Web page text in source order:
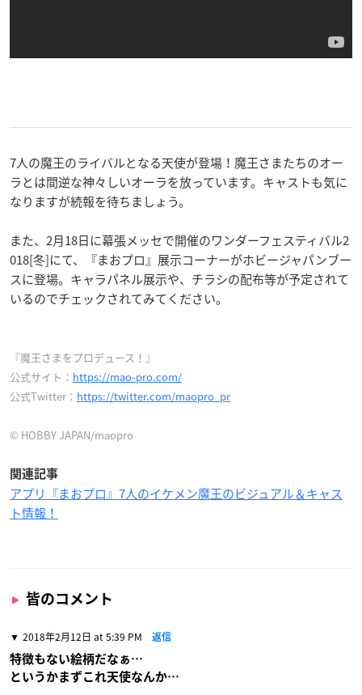
7人の魔王のライバルとなる天使が登場！魔王さまたちのオー
ラとは間逆な神々しいオーラを放っています。キャストも気に
なりますが続報を待ちましょう。
また、2月18日に幕張メッセで開催のワンダーフェスティバル2
018[冬]にて、『まおプロ』展示コーナーがホビージャパンブー
スに登場。キャラパネル展示や、チラシの配布等が予定されて
いるのでチェックされてみてください。
『魔王さまをプロデュース！』
公式サイト： https://mao-pro.com/
公式Twitter： https://twitter.com/maopro_pr
© HOBBY JAPAN/maopro
関連記事
アプリ『まおプロ』7人のイケメン魔王のビジュアル＆キャス
ト情報！
皆のコメント
2018年2月12日 at 5:39 PM 返信
特徴もない絵柄だなぁ…
というかまずこれ天使なんか…